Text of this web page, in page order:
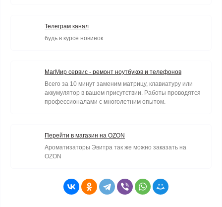
Телеграм канал
будь в курсе новинок
МагМир сервис - ремонт ноутбуков и телефонов
Всего за 10 минут заменим матрицу, клавиатуру или
аккумулятор в вашем присутствии. Работы проводятся
профессионалами с многолетним опытом.
Перейти в магазин на OZON
Ароматизаторы Эвитра так же можно заказать на
OZON